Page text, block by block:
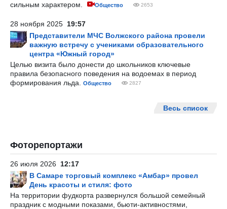
сильным характером.
Общество 2653
28 ноября 2025 19:57
Представители МЧС Волжского района провели
важную встречу с учениками образовательного
центра «Южный город»
Целью визита было донести до школьников ключевые
правила безопасного поведения на водоемах в период
формирования льда.
Общество 2827
Весь список
Фоторепортажи
26 июля 2026 12:17
В Самаре торговый комплекс «Амбар» провел
День красоты и стиля: фото
На территории фудкорта развернулся большой семейный
праздник с модными показами, бьюти-активностями,